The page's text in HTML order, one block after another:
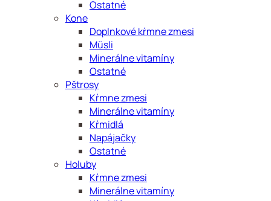
Ostatné
Kone
Doplnkové kŕmne zmesi
Müsli
Minerálne vitamíny
Ostatné
Pštrosy
Kŕmne zmesi
Minerálne vitamíny
Kŕmidlá
Napájačky
Ostatné
Holuby
Kŕmne zmesi
Minerálne vitamíny